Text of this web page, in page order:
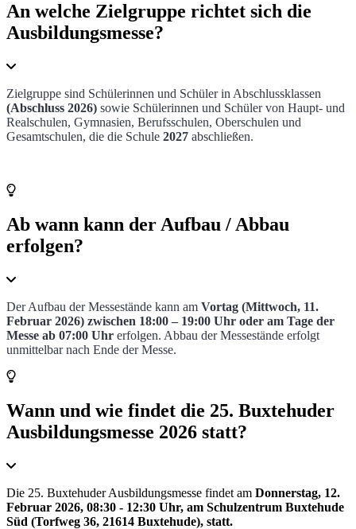
An welche Zielgruppe richtet sich die
Ausbildungsmesse?
Zielgruppe sind Schülerinnen und Schüler in Abschlussklassen
(Abschluss 2026) sowie Schülerinnen und Schüler von Haupt- und
Realschulen, Gymnasien, Berufsschulen, Oberschulen und
Gesamtschulen, die die Schule 2027 abschließen.
Ab wann kann der Aufbau / Abbau
erfolgen?
Der Aufbau der Messestände kann am Vortag (Mittwoch, 11.
Februar 2026) zwischen 18:00 – 19:00 Uhr oder am Tage der
Messe ab 07:00 Uhr erfolgen. Abbau der Messestände erfolgt
unmittelbar nach Ende der Messe.
Wann und wie findet die 25. Buxtehuder
Ausbildungsmesse 2026 statt?
Die 25. Buxtehuder Ausbildungsmesse findet am Donnerstag, 12.
Februar 2026, 08:30 - 12:30 Uhr, am Schulzentrum Buxtehude
Süd (Torfweg 36, 21614 Buxtehude), statt.